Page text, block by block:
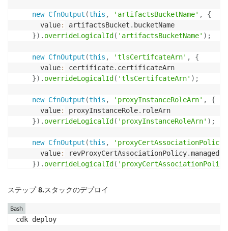
const nucleusUserData = `
    #!/bin/bash
    sudo apt-get update
    # docker
sudo apt-get -y install apt-transport-https
curl -fsSL https://download.docker.com/linux/
    sudo apt-get -y update
sudo apt-get -y install docker-ce docker-ce-cli
sudo curl -L "https://github.com/docker/
    sudo chmod +x /usr/local/bin/docker-compose
    sudo apt-get install unzip
    sudo unzip awscliv2.zip
    sudo ./aws/install
    sudo rm awscliv2.zip
new CfnOutput (this , 'artifactsBucketName' ,
{
      value
: artifactsBucket . bucketName
}) . overrideLogicalId ( 'artifactsBucketName' ) ;
new CfnOutput (this , 'tlsCertifcateArn' ,
{
      value
: certificate. certificateArn
}) . overrideLogicalId ( 'tlsCertifcateArn' ) ;
new CfnOutput (this , 'proxyInstanceRoleArn' ,
{
      value
: proxyInstanceRole. roleArn
}) . overrideLogicalId ( 'proxyInstanceRoleArn' ) ;
new CfnOutput (this ,
      value
: revProxyCertAssociationPolicy.
}) . overrideLogicalId (
new CfnOutput( this ,
      value
: nucleusServerInstance
ステップ 8.スタックのデプロイ
cdk deploy
Bash